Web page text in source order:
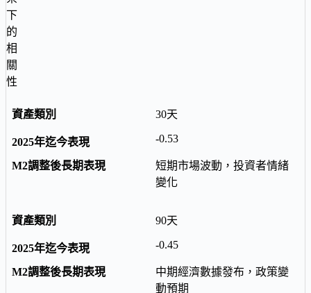
下
的
相
關
性
30天
-0.53
短期市場波動，投資者情緒
變化
90天
-0.45
中期經濟數據發布，政策變
動預期